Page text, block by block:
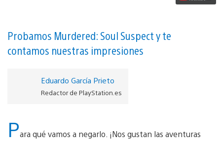
y
PS4
vídeo
Probamos Murdered: Soul Suspect y te
contamos nuestras impresiones
Eduardo García Prieto
Redactor de PlayStation.es
Para qué vamos a negarlo. ¡Nos gustan las aventuras